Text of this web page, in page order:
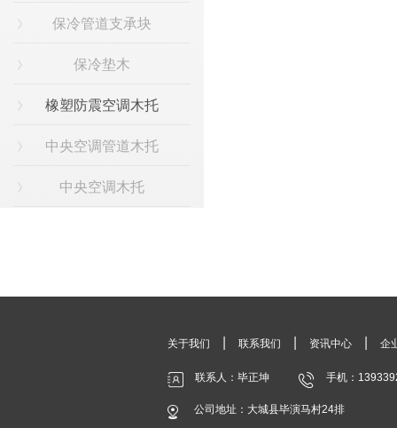
保冷管道支承块
保冷垫木
橡塑防震空调木托
中央空调管道木托
中央空调木托
关于我们 联系我们 资讯中心 企
联系人：毕正坤 手机：
公司地址：大城县毕演马村24排